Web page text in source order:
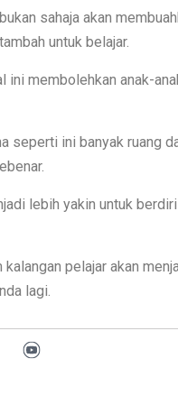
sahaja akan
untuk belajar.
ini membolehkan anak-
seperti ini banyak ruang
lebih yakin untuk
pelajar akan
lagi.